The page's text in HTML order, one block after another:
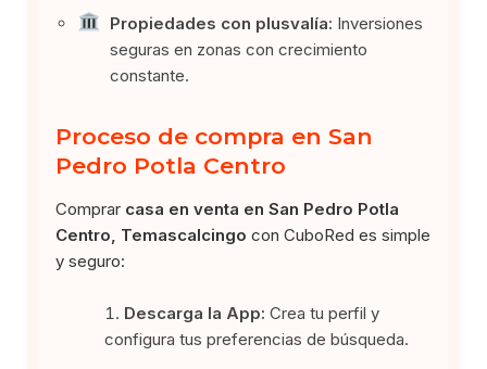
Propiedades con plusvalía: Inversiones
seguras en zonas con crecimiento
constante.
Proceso de compra en San
Pedro Potla Centro
Comprar casa en venta en San Pedro Potla
Centro, Temascalcingo con CuboRed es simple
y seguro:
Descarga la App: Crea tu perfil y
configura tus preferencias de búsqueda.